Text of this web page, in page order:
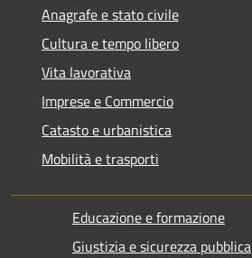
Anagrafe e stato civile
Cultura e tempo libero
Vita lavorativa
Imprese e Commercio
Catasto e urbanistica
Mobilità e trasporti
Educazione e formazione
Giustizia e sicurezza pubblica